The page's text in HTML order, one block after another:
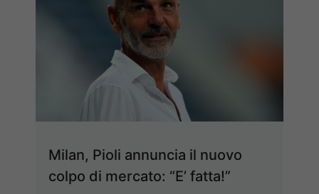
Milan, Pioli annuncia il nuovo
colpo di mercato: “E’ fatta!”